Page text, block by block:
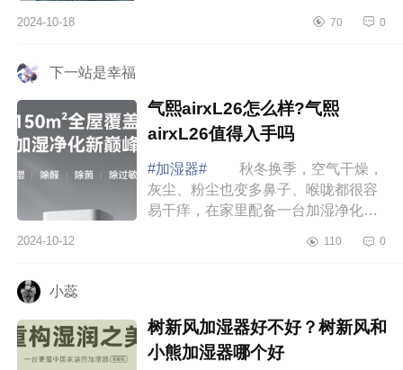
为大家介绍下斯泰得乐加湿器哪款性
2024-10-18 70 0
下一站是幸福
气熙airxL26怎么样?气熙
airxL26值得入手吗
#加湿器#
秋冬换季，空气干燥，
灰尘、粉尘也变多鼻子、喉咙都很容
易干痒，在家里配备一台加湿净化一
下气熙airxL26怎么样?气熙airxL26值
2024-10-12 110 0
小蕊
树新风加湿器好不好？树新风和
小熊加湿器哪个好